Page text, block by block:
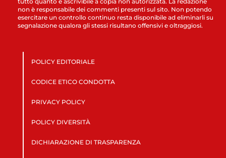
non è responsabile dei commenti presenti sul sito. Non potendo
esercitare un controllo continuo resta disponibile ad eliminarli su
segnalazione qualora gli stessi risultano offensivi e oltraggiosi.
POLICY EDITORIALE
CODICE ETICO CONDOTTA
PRIVACY POLICY
POLICY DIVERSITÀ
DICHIARAZIONE DI TRASPARENZA